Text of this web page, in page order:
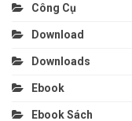
Công Cụ
Download
Downloads
Ebook
Ebook Sách